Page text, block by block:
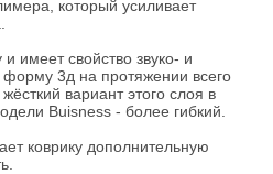
который усиливает
имеет свойство звуко- и
форму 3д на протяжении всего
вариант этого слоя в
Buisness - более гибкий.
коврику дополнительную